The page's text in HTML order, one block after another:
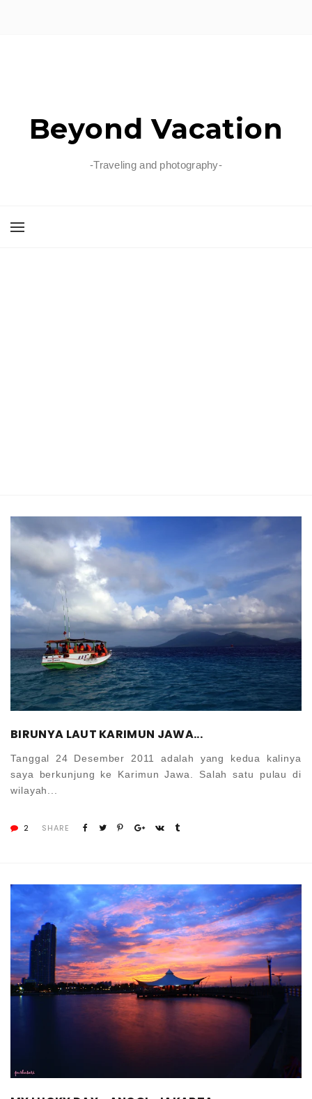
Beyond Vacation
-Traveling and photography-
BIRUNYA LAUT KARIMUN JAWA...
Tanggal 24 Desember 2011 adalah yang kedua kalinya
saya berkunjung ke Karimun Jawa. Salah satu pulau di
wilayah...
2 SHARE